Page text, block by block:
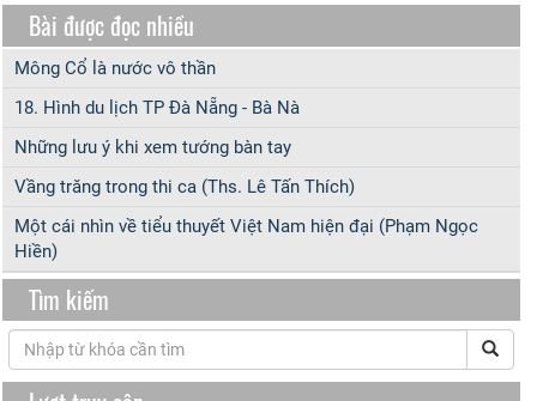
Bài được đọc nhiều
Mông Cổ là nước vô thần
18. Hình du lịch TP Đà Nẵng - Bà Nà
Những lưu ý khi xem tướng bàn tay
Vầng trăng trong thi ca (Ths. Lê Tấn Thích)
Một cái nhìn về tiểu thuyết Việt Nam hiện đại (Phạm Ngọc
Hiền)
Tìm kiếm